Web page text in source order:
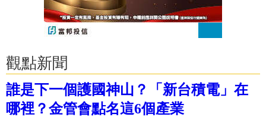
觀點新聞
誰是下一個護國神山？「新台積電」在
哪裡？金管會點名這6個產業